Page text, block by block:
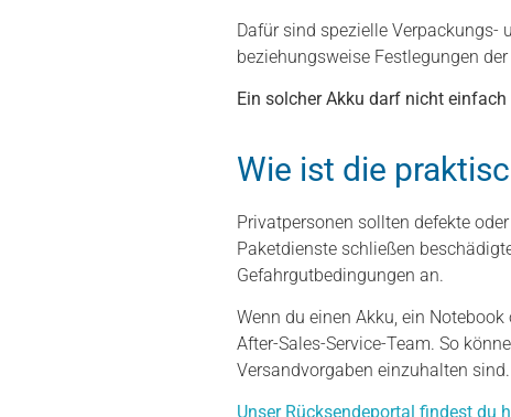
Dafür sind spezielle Verpackungs-
beziehungsweise Festlegungen der
Ein solcher Akku darf nicht
Wie ist die
Privatpersonen sollten defekte
Paketdienste schließen
Gefahrgutbedingungen an.
Wenn du einen Akku, ein
After-Sales-Service-Team. So
Versandvorgaben einzuhalten sind.
Unser Rücksendeportal findest du